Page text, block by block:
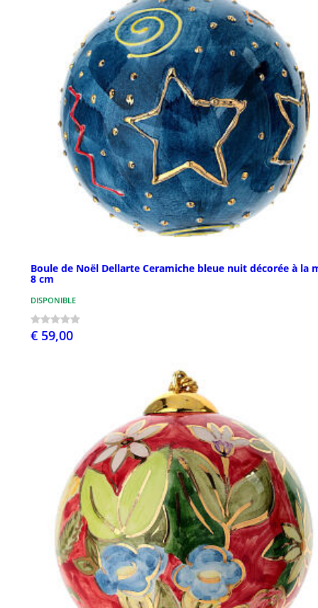
Boule de Noël Dellarte Ceramiche bleue nuit décorée à la
8 cm
DISPONIBLE
€ 59,00